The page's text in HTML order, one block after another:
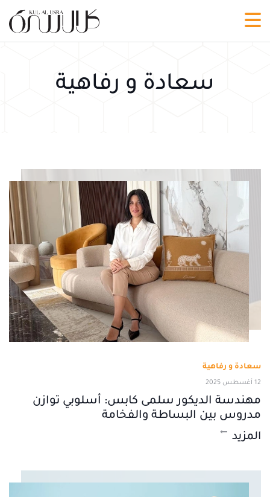
سعادة و رفاهية
سعادة و رفاهية
12 أغسطس 2025
مهندسة الديكور سلمى كابس: أسلوبي توازن
مدروس بين البساطة والفخامة
المزيد